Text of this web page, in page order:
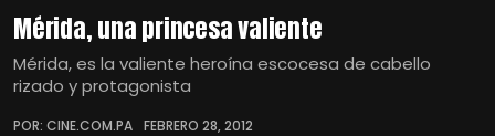
Mérida, una princesa valiente
Mérida, es la valiente heroína escocesa de cabello
rizado y protagonista
POR: CINE.COM.PA FEBRERO 28, 2012